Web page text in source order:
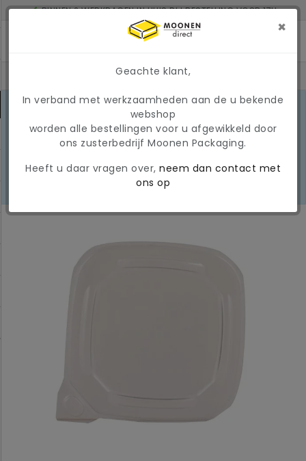
BINNEN 2 WERKDAGEN IN HUIS BIJ BESTELLING VOOR 17U
MINIMAAL ORDERBEDRAG: € 150
MARKTONTWIKKELINGEN 2026
marktomstandigheden kunnen
prijzen en beschikbaarheid tijdelijk
een tijdelijke, variabele
LEES
×
Geachte klant,
In verband met werkzaamheden aan de u bekende
webshop
worden alle bestellingen voor u afgewikkeld door
ons zusterbedrijf Moonen Packaging.
Heeft u daar vragen over, neem dan contact met
ons op